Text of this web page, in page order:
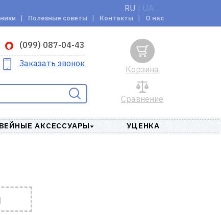
RU UA
Полезные советы Контакты О нас
(099) 087-04-43
Заказать звонок
Сравнение
Корзина
АКСЕССУАРЫ УЦЕНКА